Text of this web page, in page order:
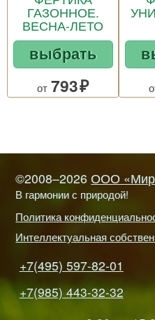
ГАЗОННОЕ.
ВЕСНА-ЛЕТО
выбрать
от 793
©2008–2026 ООО «Мир
В гармонии с природой!
Политика
Интеллектуальная
+7(495) 597-82-01
+7(985) 443-32-32